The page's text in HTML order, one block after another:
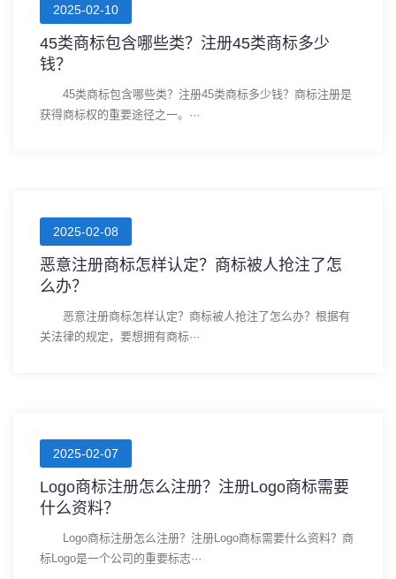
2025-02-10
45类商标包含哪些类？注册45类商标多少
钱？
45类商标包含哪些类？注册45类商标多少钱？商标注册是
获得商标权的重要途径之一。···
2025-02-08
恶意注册商标怎样认定？商标被人抢注了怎
么办？
恶意注册商标怎样认定？商标被人抢注了怎么办？根据有
关法律的规定，要想拥有商标···
2025-02-07
Logo商标注册怎么注册？注册Logo商标需要
什么资料？
Logo商标注册怎么注册？注册Logo商标需要什么资料？商
标Logo是一个公司的重要标志···